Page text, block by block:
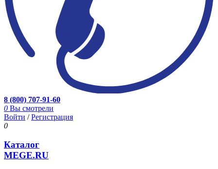
8 (800) 707-91-60
0 Вы смотрели
Войти /Регистрация
0
Каталог
MEGE.RU